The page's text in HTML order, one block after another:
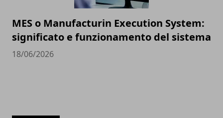
MES o Manufacturin Execution System:
significato e funzionamento del sistema
18/06/2026